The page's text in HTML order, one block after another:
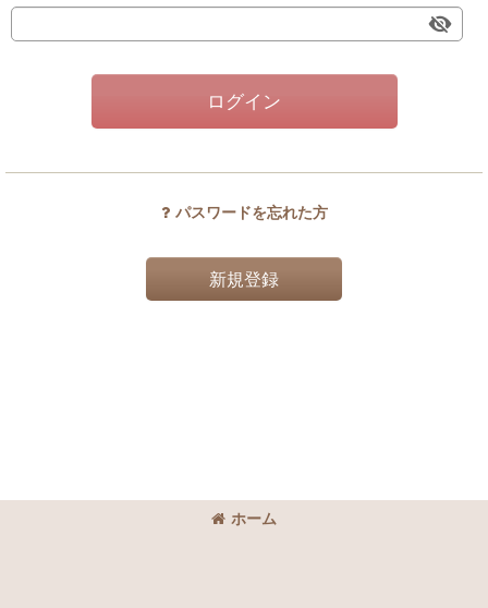
ログイン
パスワードを忘れた方
新規登録
ホーム